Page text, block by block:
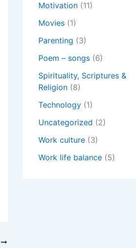
Motivation (11)
Movies (1)
Parenting (3)
Poem – songs (6)
Spirituality, Scriptures &
Religion (8)
Technology (1)
Uncategorized (2)
Work culture (3)
Work life balance (5)